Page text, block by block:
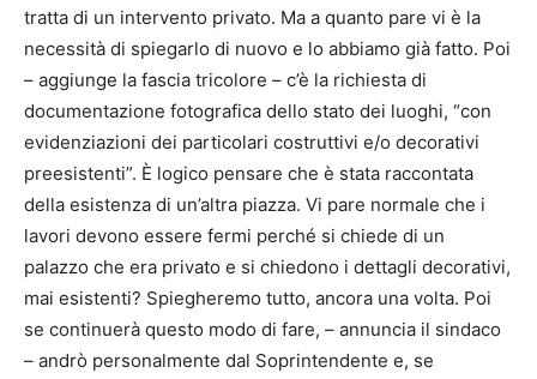
tratta di un intervento privato. Ma a quanto pare vi è la
necessità di spiegarlo di nuovo e lo abbiamo già fatto. Poi
– aggiunge la fascia tricolore – c’è la richiesta di
documentazione fotografica dello stato dei luoghi, “con
evidenziazioni dei particolari costruttivi e/o decorativi
preesistenti”. È logico pensare che è stata raccontata
della esistenza di un’altra piazza. Vi pare normale che i
lavori devono essere fermi perché si chiede di un
palazzo che era privato e si chiedono i dettagli decorativi,
mai esistenti? Spiegheremo tutto, ancora una volta. Poi
se continuerà questo modo di fare, – annuncia il sindaco
– andrò personalmente dal Soprintendente e, se